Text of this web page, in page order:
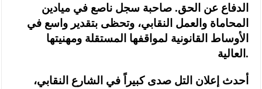
الدفاع عن الحق. صاحبة سجل ناصع في ميادين
المحاماة والعمل النقابي، وتحظى بتقدير واسع في
الأوساط القانونية لمواقفها المستقلة ومهنيتها
العالية.
أحدث إعلان التل صدى كبيراً في الشارع النقابي،